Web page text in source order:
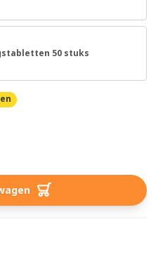
50 stuks